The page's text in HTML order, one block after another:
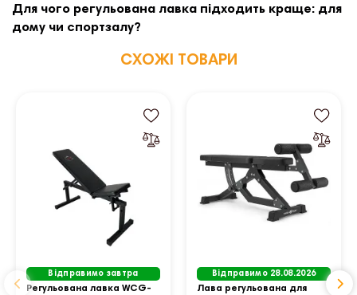
Для чого регульована лавка підходить краще: для
дому чи спортзалу?
СХОЖІ ТОВАРИ
Відправимо завтра
Регульована лавка WCG-
Відправимо 28.08.2026
Лава регульована для